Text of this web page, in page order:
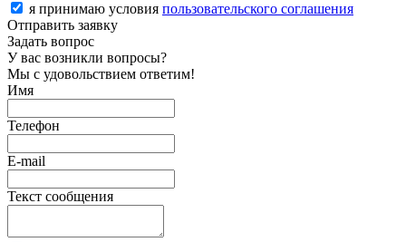
я принимаю условия пользовательского соглашения
Отправить заявку
Задать вопрос
У вас возникли вопросы?
Мы с удовольствием ответим!
Имя
Телефон
E-mail
Текст сообщения